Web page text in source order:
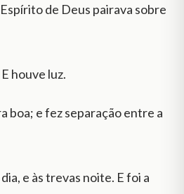
de Deus pairava sobre
houve luz.
boa; e fez separação entre a
e às trevas noite. E foi a